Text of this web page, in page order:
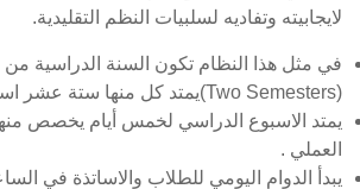
لايجابيته وتفاديه لسلبيات النظم التقليدية.
في مثل هذا النظام تكون السنة الدراسية
(Two Semesters)يمتد كل منها ستة عشر اسبوعاً.
يمتد الاسبوع الدراسي لخمس أيام يخصص
العملي .
يبدأ الدوام اليومي للطلاب والاساتذة في